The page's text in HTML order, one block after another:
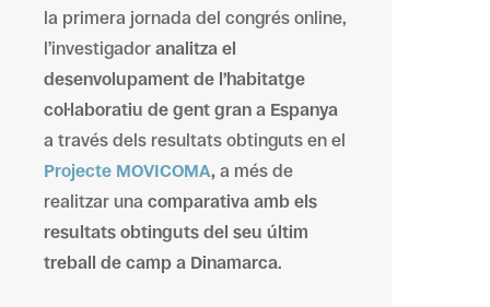
la primera jornada del congrés online,
l’investigador analitza el
desenvolupament de l’habitatge
col·laboratiu de gent gran a Espanya
a través dels resultats obtinguts en el
Projecte MOVICOMA, a més de
realitzar una comparativa amb els
resultats obtinguts del seu últim
treball de camp a Dinamarca.